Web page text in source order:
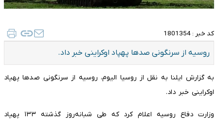
کد خبر : 1801354
روسیه از سرنگونی صدها پهپاد اوکراینی خبر داد.
به گزارش ایلنا به نقل از روسیا الیوم، روسیه از سرنگونی صدها پهپاد
اوکراینی خبر داد.
وزارت دفاع روسیه اعلام کرد که طی‌ شبانه‌روز گذشته ۱۳۳ پهپاد